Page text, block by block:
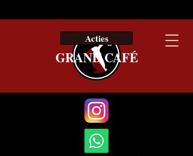
BEUNTJES
GRAND CAFÉ
Offerte
Acties